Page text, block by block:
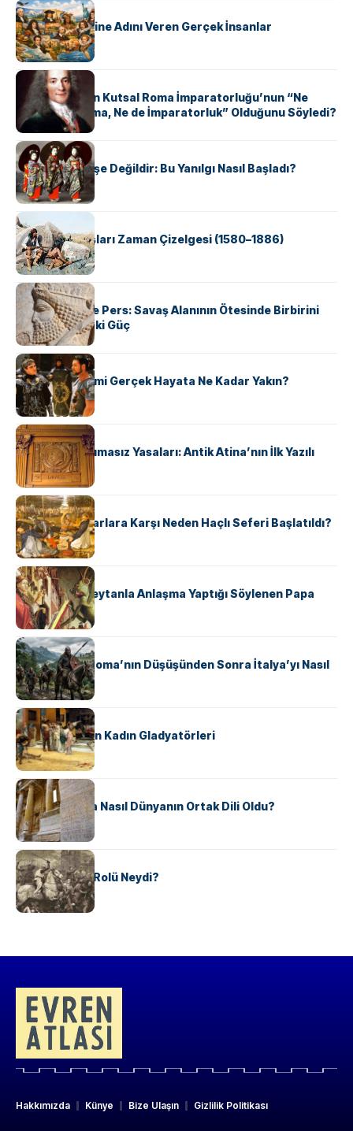
KÜLTÜR
ABD Eyaletlerine Adını Veren Gerçek İnsanlar
KÜLTÜR
Voltaire Neden Kutsal Roma İmparatorluğu’nun “Ne
Kutsal, Ne Roma, Ne de İmparatorluk” Olduğunu Söyledi?
KÜLTÜR
Geyşalar Fahişe Değildir: Bu Yanılgı Nasıl Başladı?
KÜLTÜR
Apache Savaşları Zaman Çizelgesi (1580–1886)
KÜLTÜR
Antik Yunan ve Pers: Savaş Alanının Ötesinde Birbirini
Şekillendiren İki Güç
KÜLTÜR
‘Gladiator’ Filmi Gerçek Hayata Ne Kadar Yakın?
KÜLTÜR
Draco’nun Acımasız Yasaları: Antik Atina’nın İlk Yazılı
Hukuk Kodu
KÜLTÜR
Avrupalı ​​Katharlara Karşı Neden Haçlı Seferi Başlatıldı?
KÜLTÜR
II. Silvester: Şeytanla Anlaşma Yaptığı Söylenen Papa
KÜLTÜR
Ostrogotlar Roma’nın Düşüşünden Sonra İtalya’yı Nasıl
Ele Geçirdi?
KÜLTÜR
Antik Roma’nın Kadın Gladyatörleri
KÜLTÜR
Antik Yunanca Nasıl Dünyanın Ortak Dili Oldu?
KÜLTÜR
Valdensler’in Rolü Neydi?
Hakkımızda Künye Bize Ulaşın Gizlilik Politikası